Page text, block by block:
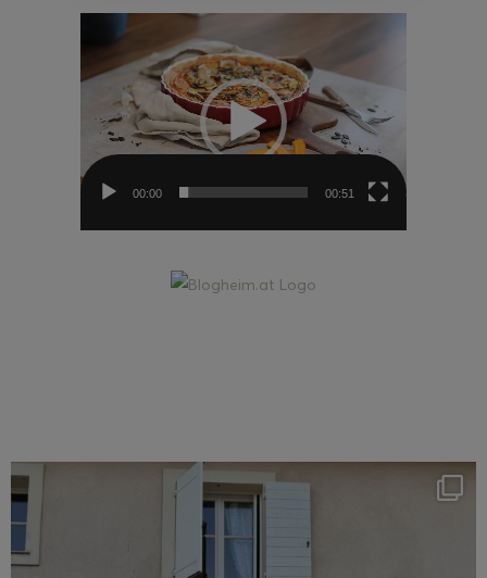
Video-
00:00 00:51